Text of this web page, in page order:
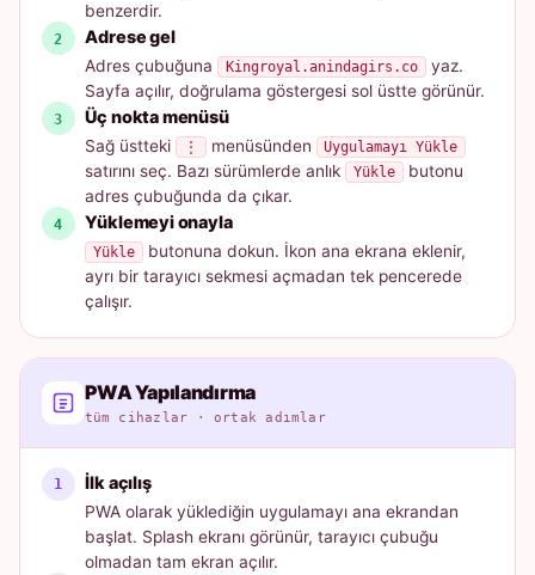
benzerdir.
Adrese gel
Adres çubuğuna Kingroyal.anindagirs.co
yaz.
Sayfa açılır, doğrulama göstergesi sol üstte görünür.
Üç nokta menüsü
Sağ üstteki ⋮ menüsünden Uygulamayı Yükle
satırını seç. Bazı sürümlerde anlık Yükle
butonu
adres çubuğunda da çıkar.
Yüklemeyi onayla
Yükle
butonuna dokun. İkon ana ekrana eklenir,
ayrı bir tarayıcı sekmesi açmadan tek pencerede
çalışır.
PWA Yapılandırma
tüm cihazlar · ortak adımlar
İlk açılış
PWA olarak yüklediğin uygulamayı ana ekrandan
başlat. Splash ekranı görünür, tarayıcı çubuğu
olmadan tam ekran açılır.